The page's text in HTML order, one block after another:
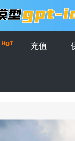
充值